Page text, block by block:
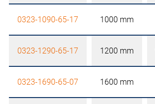
0323-1090-65-17 1000 mm
0323-1290-65-17 1200 mm
0323-1690-65-07 1600 mm